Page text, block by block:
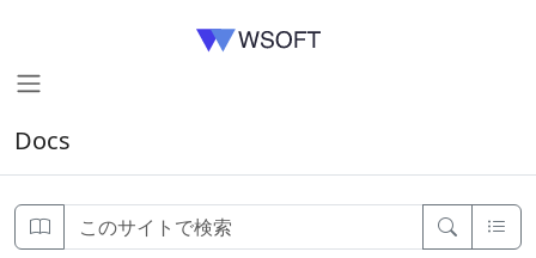
Docs